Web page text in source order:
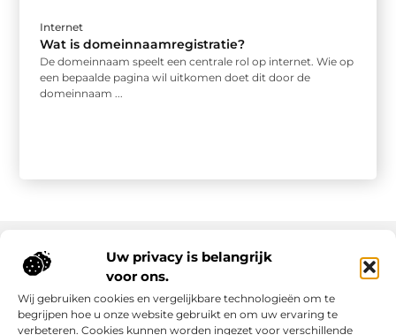
Uw privacy is belangrijk
voor ons.
Wij gebruiken cookies en vergelijkbare technologieën om te
begrijpen hoe u onze website gebruikt en om uw ervaring te
verbeteren. Cookies kunnen worden ingezet voor verschillende
Internet
Wat is domeinnaamregistratie?
De domeinnaam speelt een centrale rol op internet. Wie op
een bepaalde pagina wil uitkomen doet dit door de
domeinnaam ...
Onze informatie